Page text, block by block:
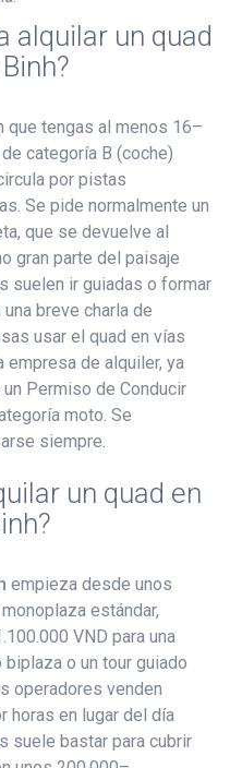
alquilar un quad
que tengas al menos 16–
categoría B (coche)
por pistas
Se pide normalmente un
que se devuelve al
gran parte del paisaje
suelen ir guiadas o formar
breve charla de
usar el quad en vías
empresa de alquiler, ya
Permiso de Conducir
moto. Se
siempre.
un quad en
empieza desde unos
estándar,
VND para una
biplaza o un tour guiado
operadores venden
horas en lugar del día
suele bastar para cubrir